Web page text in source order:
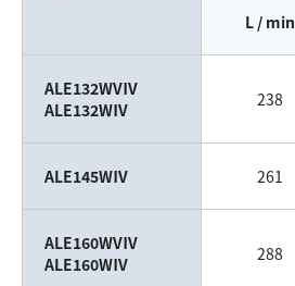
L / min
ALE132WVⅣ
ALE132WⅣ
238
ALE145WⅣ 261
ALE160WVⅣ
ALE160WⅣ
288